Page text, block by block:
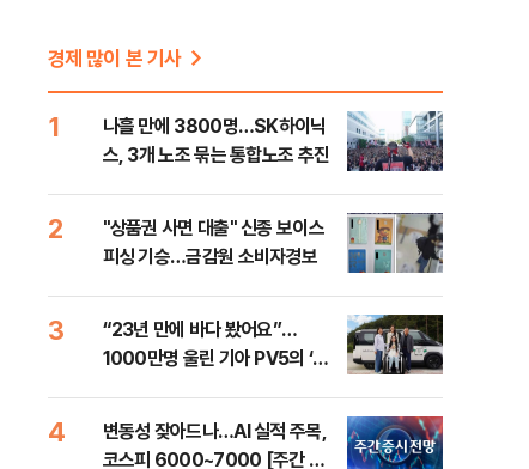
경제 많이 본 기사
1
나흘 만에 3800명…SK하이닉
스, 3개 노조 묶는 통합노조 추진
2
"상품권 사면 대출" 신종 보이스
피싱 기승…금감원 소비자경보
3
“23년 만에 바다 봤어요”…
1000만명 울린 기아 PV5의 ‘움
4
변동성 잦아드나…AI 실적 주목,
코스피 6000~7000 [주간 증